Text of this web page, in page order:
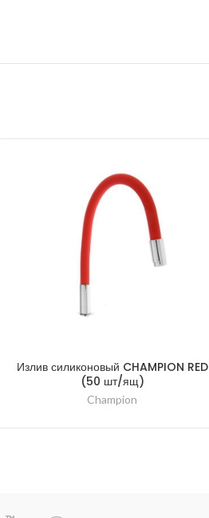
Излив силиконовый CHAMPION RED
(50 шт/ящ)
Champion